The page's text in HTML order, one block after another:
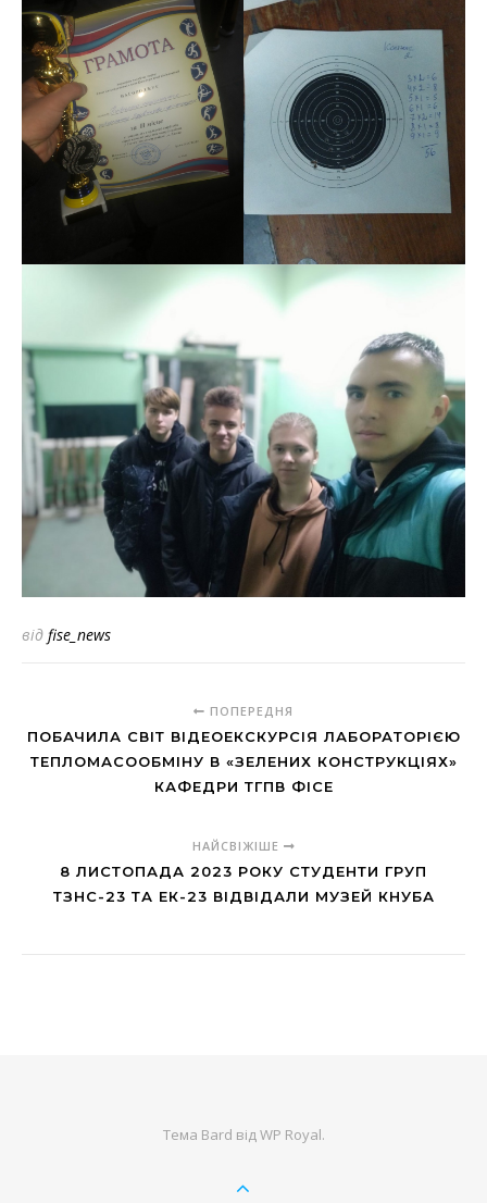
від fise_news
ПОПЕРЕДНЯ
ПОБАЧИЛА СВІТ ВІДЕОЕКСКУРСІЯ ЛАБОРАТОРІЄЮ
ТЕПЛОМАСООБМІНУ В «ЗЕЛЕНИХ КОНСТРУКЦІЯХ»
КАФЕДРИ ТГПВ ФІСЕ
НАЙСВІЖІШЕ
8 ЛИСТОПАДА 2023 РОКУ СТУДЕНТИ ГРУП
ТЗНС-23 ТА ЕК-23 ВІДВІДАЛИ МУЗЕЙ КНУБА
Тема Bard відWP Royal.